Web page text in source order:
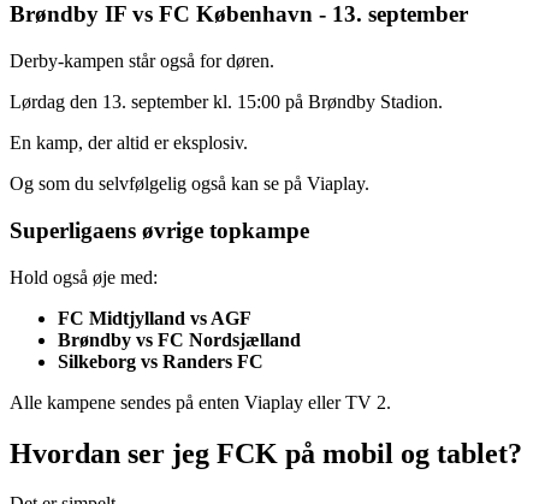
Brøndby IF vs FC København - 13. september
Derby-kampen står også for døren.
Lørdag den 13. september kl. 15:00 på Brøndby Stadion.
En kamp, der altid er eksplosiv.
Og som du selvfølgelig også kan se på Viaplay.
Superligaens øvrige topkampe
Hold også øje med:
FC Midtjylland vs AGF
Brøndby vs FC Nordsjælland
Silkeborg vs Randers FC
Alle kampene sendes på enten Viaplay eller TV 2.
Hvordan ser jeg FCK på mobil og tablet?